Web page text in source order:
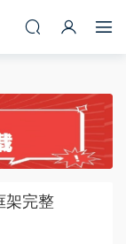
架完整